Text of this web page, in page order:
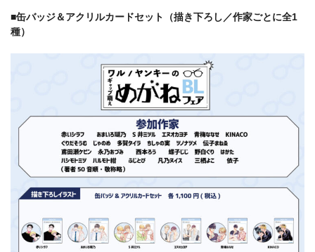
■缶バッジ＆アクリルカードセット（描き下ろし／作家ごとに全1
種）